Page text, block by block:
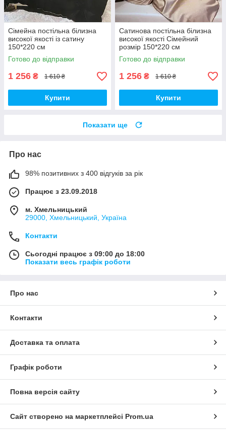
Сімейна постільна білизна
високої якості із сатину
150*220 см
Готово до відправки
1 256 ₴ 1 610 ₴
Купити
Сатинова постільна білизна
високої якості Сімейний
розмір 150*220 см
Готово до відправки
1 256 ₴ 1 610 ₴
Купити
Показати ще
Про нас
98% позитивних з 400 відгуків за рік
Працює з 23.09.2018
м. Хмельницький
29000, Хмельницький, Україна
Контакти
Сьогодні працює з 09:00 до 18:00
Показати весь графік роботи
Про нас
Контакти
Доставка та оплата
Графік роботи
Повна версія сайту
Сайт створено на маркетплейсі Prom.ua